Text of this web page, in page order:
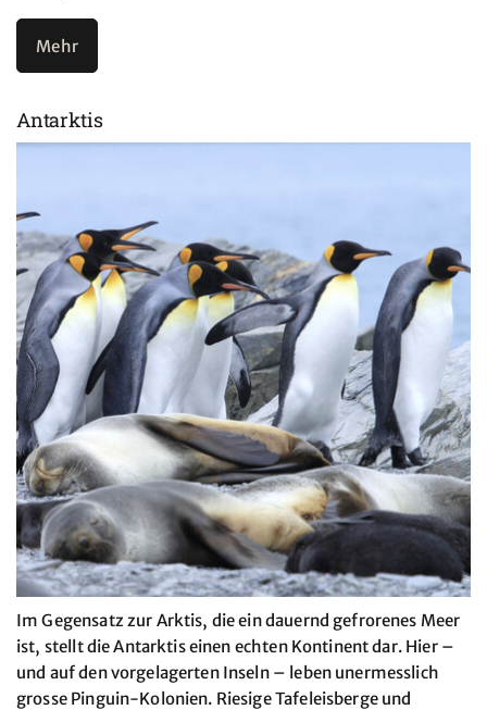
Mehr
Antarktis
Im Gegensatz zur Arktis, die ein dauernd gefrorenes Meer
ist, stellt die Antarktis einen echten Kontinent dar. Hier –
und auf den vorgelagerten Inseln – leben unermesslich
grosse Pinguin-Kolonien. Riesige Tafeleisberge und